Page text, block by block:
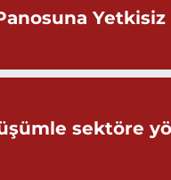
Yetkisiz
sektöre